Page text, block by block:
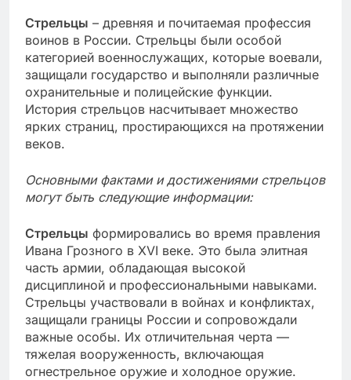
Стрельцы – древняя и почитаемая профессия
воинов в России. Стрельцы были особой
категорией военнослужащих, которые воевали,
защищали государство и выполняли различные
охранительные и полицейские функции.
История стрельцов насчитывает множество
ярких страниц, простирающихся на протяжении
веков.
Основными фактами и достижениями стрельцов
могут быть следующие информации:
Стрельцы формировались во время правления
Ивана Грозного в XVI веке. Это была элитная
часть армии, обладающая высокой
дисциплиной и профессиональными навыками.
Стрельцы участвовали в войнах и конфликтах,
защищали границы России и сопровождали
важные особы. Их отличительная черта —
тяжелая вооруженность, включающая
огнестрельное оружие и холодное оружие.